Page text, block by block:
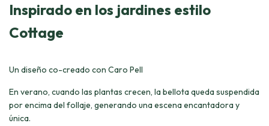
Inspirado en los jardines estilo
Cottage
Un diseño co-creado con Caro Pell
En verano, cuando las plantas crecen, la bellota queda suspendida
por encima del follaje, generando una escena encantadora y
única.